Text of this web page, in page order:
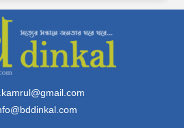
পরিস্থিতি সম্পূর্ণ নিয়ন্ত্রণে রয়েছে:
সঙ্গে অস্ট্রেলিয়ার নাগরিকত্ব, কাস্টম
বিষয়ক সহকারী মন্ত্রীর সাক্ষাৎ